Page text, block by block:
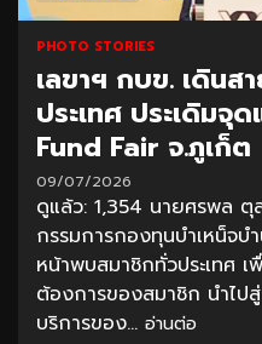
PHOTO STORIES
เลขาฯ กบข. เดิน
ประเทศ ประเดิมจุ
Fund Fair จ.ภูเก็ต
09/07/2026
ดูแล้ว: 1,354 นายศรพล ตุ
กรรมการกองทุนบำเหน็จบ
หน้าพบสมาชิกทั่วประเทศ
ต้องการของสมาชิก นำไป
บริการของ... อ่านต่อ